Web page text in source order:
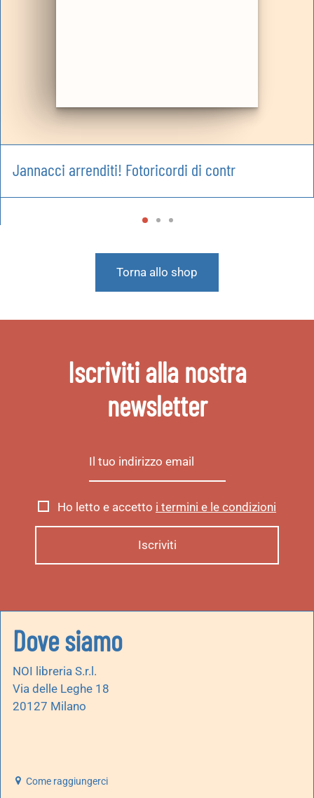
Jannacci arrenditi! Fotoricordi di contr
Torna allo shop
Iscriviti alla nostra
newsletter
Ho letto e accetto i termini e le condizioni
Dove siamo
NOI libreria S.r.l.
Via delle Leghe 18
20127 Milano
Come raggiungerci